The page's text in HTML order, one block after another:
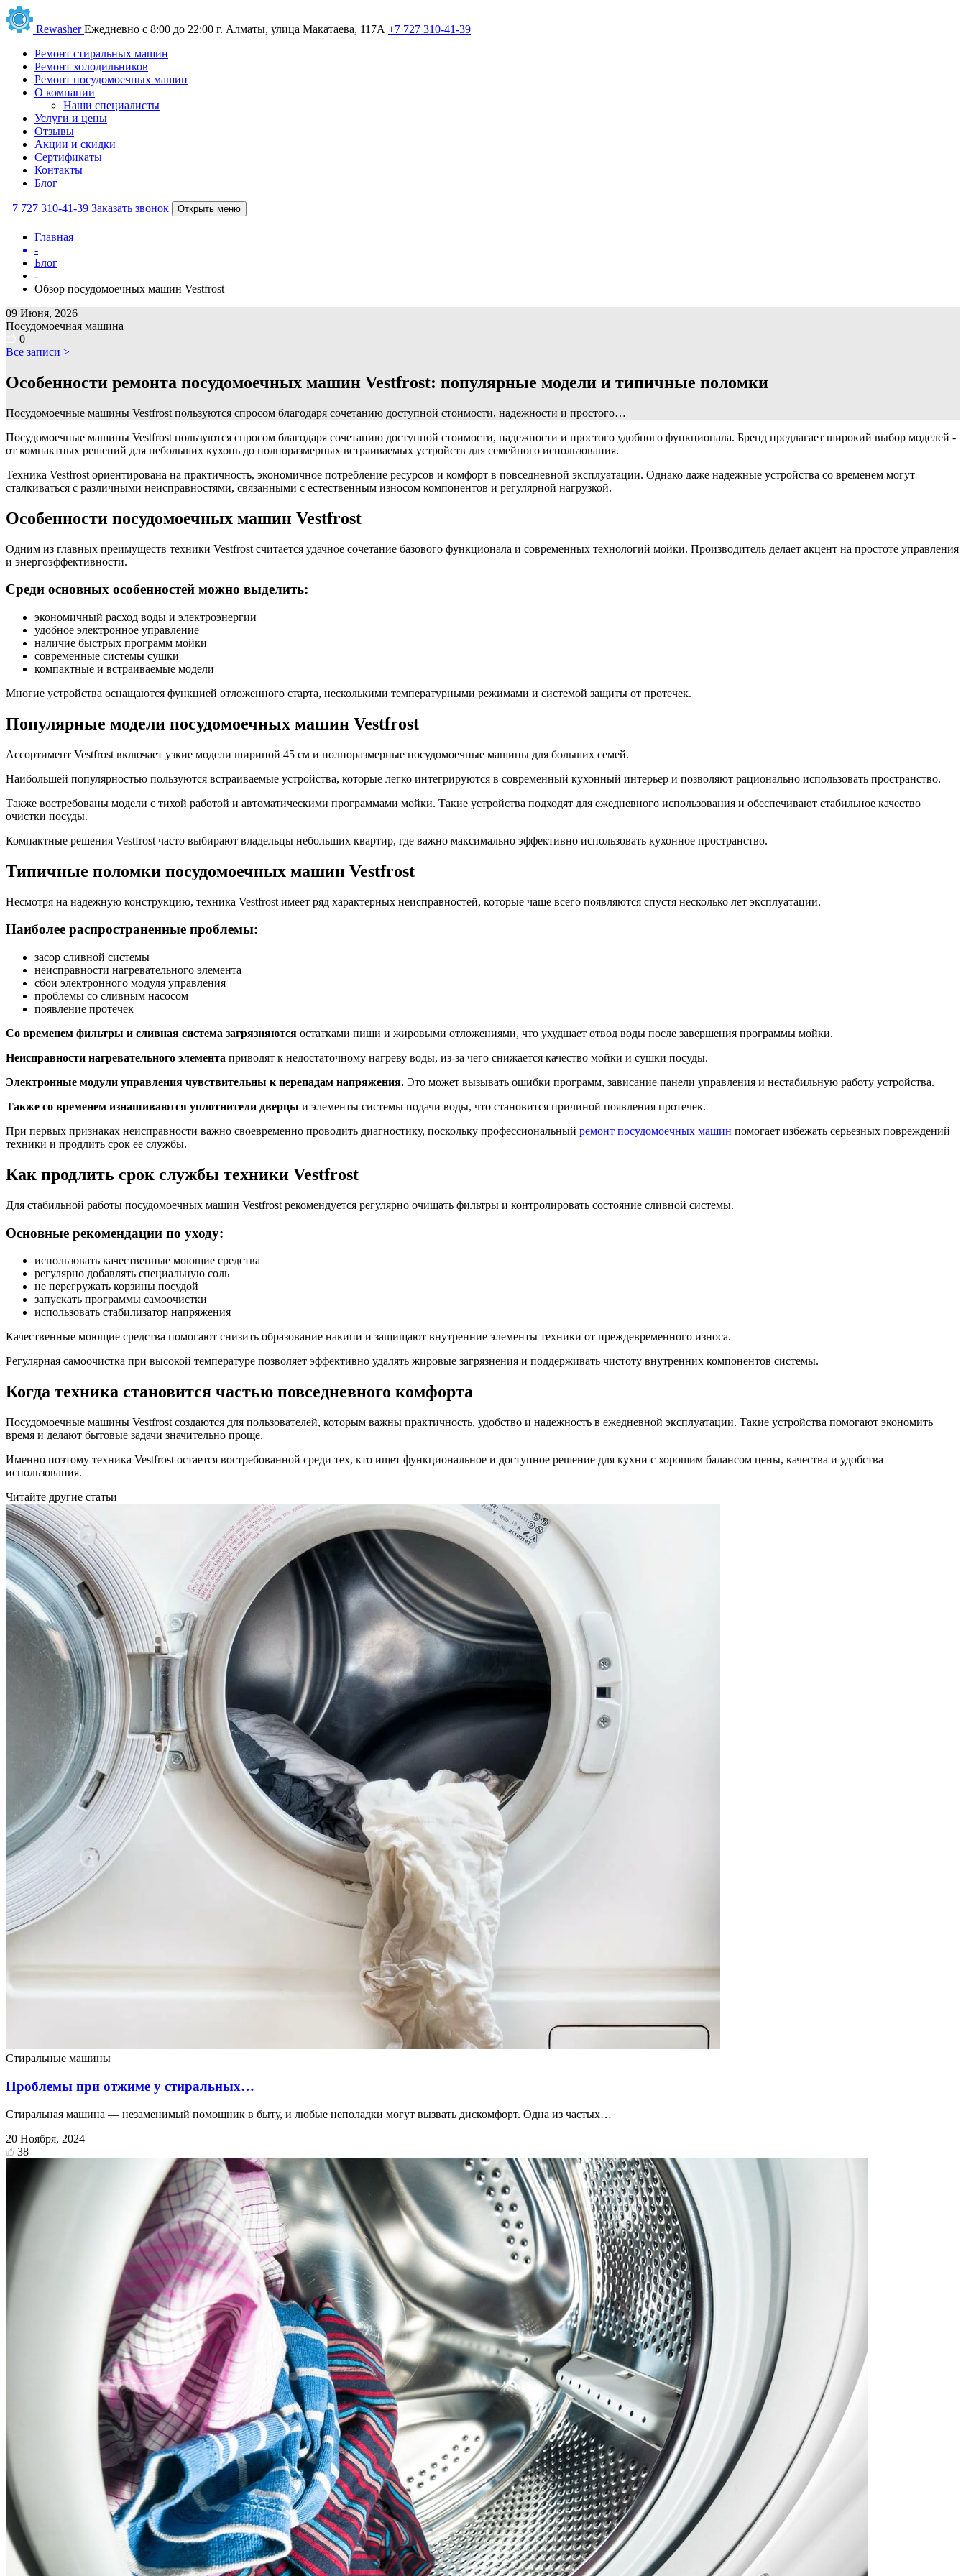
Rewasher Ежедневно с 8:00 до 22:00 г. Алматы, улица Макатаева, 117А +7 727 310-41-39
Ремонт стиральных машин
Ремонт холодильников
Ремонт посудомоечных машин
О компании
Наши специалисты
Услуги и цены
Отзывы
Акции и скидки
Сертификаты
Контакты
Блог
+7 727 310-41-39 Заказать звонок Открыть меню
Главная
-
Блог
-
Обзор посудомоечных машин Vestfrost
09 Июня, 2026
Посудомоечная машина
0
Все записи >
Особенности ремонта посудомоечных машин Vestfrost: популярные модели и типичные поломки
Посудомоечные машины Vestfrost пользуются спросом благодаря сочетанию доступной стоимости, надежности и простого…
Посудомоечные машины Vestfrost пользуются спросом благодаря сочетанию доступной стоимости, надежности и простого удобного функционала. Бренд предлагает широкий выбор моделей -
от компактных решений для небольших кухонь до полноразмерных встраиваемых устройств для семейного использования.
Техника Vestfrost ориентирована на практичность, экономичное потребление ресурсов и комфорт в повседневной эксплуатации. Однако даже надежные устройства со временем могут
сталкиваться с различными неисправностями, связанными с естественным износом компонентов и регулярной нагрузкой.
Особенности посудомоечных машин Vestfrost
Одним из главных преимуществ техники Vestfrost считается удачное сочетание базового функционала и современных технологий мойки. Производитель делает акцент на простоте управления
и энергоэффективности.
Среди основных особенностей можно выделить:
экономичный расход воды и электроэнергии
удобное электронное управление
наличие быстрых программ мойки
современные системы сушки
компактные и встраиваемые модели
Многие устройства оснащаются функцией отложенного старта, несколькими температурными режимами и системой защиты от протечек.
Популярные модели посудомоечных машин Vestfrost
Ассортимент Vestfrost включает узкие модели шириной 45 см и полноразмерные посудомоечные машины для больших семей.
Наибольшей популярностью пользуются встраиваемые устройства, которые легко интегрируются в современный кухонный интерьер и позволяют рационально использовать пространство.
Также востребованы модели с тихой работой и автоматическими программами мойки. Такие устройства подходят для ежедневного использования и обеспечивают стабильное качество
очистки посуды.
Компактные решения Vestfrost часто выбирают владельцы небольших квартир, где важно максимально эффективно использовать кухонное пространство.
Типичные поломки посудомоечных машин Vestfrost
Несмотря на надежную конструкцию, техника Vestfrost имеет ряд характерных неисправностей, которые чаще всего появляются спустя несколько лет эксплуатации.
Наиболее распространенные проблемы:
засор сливной системы
неисправности нагревательного элемента
сбои электронного модуля управления
проблемы со сливным насосом
появление протечек
Со временем фильтры и сливная система загрязняются остатками пищи и жировыми отложениями, что ухудшает отвод воды после завершения программы мойки.
Неисправности нагревательного элемента приводят к недостаточному нагреву воды, из-за чего снижается качество мойки и сушки посуды.
Электронные модули управления чувствительны к перепадам напряжения. Это может вызывать ошибки программ, зависание панели управления и нестабильную работу устройства.
Также со временем изнашиваются уплотнители дверцы и элементы системы подачи воды, что становится причиной появления протечек.
При первых признаках неисправности важно своевременно проводить диагностику, поскольку профессиональный ремонт посудомоечных машин помогает избежать серьезных повреждений
техники и продлить срок ее службы.
Как продлить срок службы техники Vestfrost
Для стабильной работы посудомоечных машин Vestfrost рекомендуется регулярно очищать фильтры и контролировать состояние сливной системы.
Основные рекомендации по уходу:
использовать качественные моющие средства
регулярно добавлять специальную соль
не перегружать корзины посудой
запускать программы самоочистки
использовать стабилизатор напряжения
Качественные моющие средства помогают снизить образование накипи и защищают внутренние элементы техники от преждевременного износа.
Регулярная самоочистка при высокой температуре позволяет эффективно удалять жировые загрязнения и поддерживать чистоту внутренних компонентов системы.
Когда техника становится частью повседневного комфорта
Посудомоечные машины Vestfrost создаются для пользователей, которым важны практичность, удобство и надежность в ежедневной эксплуатации. Такие устройства помогают экономить
время и делают бытовые задачи значительно проще.
Именно поэтому техника Vestfrost остается востребованной среди тех, кто ищет функциональное и доступное решение для кухни с хорошим балансом цены, качества и удобства
использования.
Читайте другие статьи
Стиральные машины
Проблемы при отжиме у стиральных…
Стиральная машина — незаменимый помощник в быту, и любые неполадки могут вызвать дискомфорт. Одна из частых…
20 Ноября, 2024
38